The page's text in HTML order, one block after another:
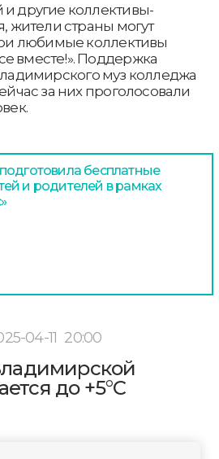
другие коллективы-
жители страны могут
любимые коллективы
вместе!». Поддержка
муз колледжа
за них проголосовали
бесплатные
и родителей в рамках
04-11 20:00
до +5°С